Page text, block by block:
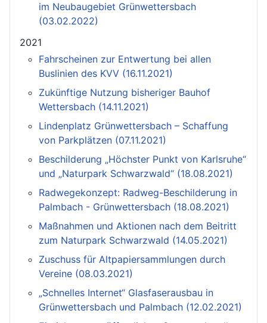
im Neubaugebiet Grünwettersbach
(03.02.2022)
2021
Fahrscheinen zur Entwertung bei allen
Buslinien des KVV (16.11.2021)
Zukünftige Nutzung bisheriger Bauhof
Wettersbach (14.11.2021)
Lindenplatz Grünwettersbach – Schaffung
von Parkplätzen (07.11.2021)
Beschilderung „Höchster Punkt von Karlsruhe“
und „Naturpark Schwarzwald“ (18.08.2021)
Radwegekonzept: Radweg-Beschilderung in
Palmbach - Grünwettersbach (18.08.2021)
Maßnahmen und Aktionen nach dem Beitritt
zum Naturpark Schwarzwald (14.05.2021)
Zuschuss für Altpapiersammlungen durch
Vereine (08.03.2021)
„Schnelles Internet“ Glasfaserausbau in
Grünwettersbach und Palmbach (12.02.2021)